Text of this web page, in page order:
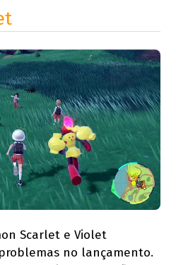
Scarlet e Violet
no lançamento.